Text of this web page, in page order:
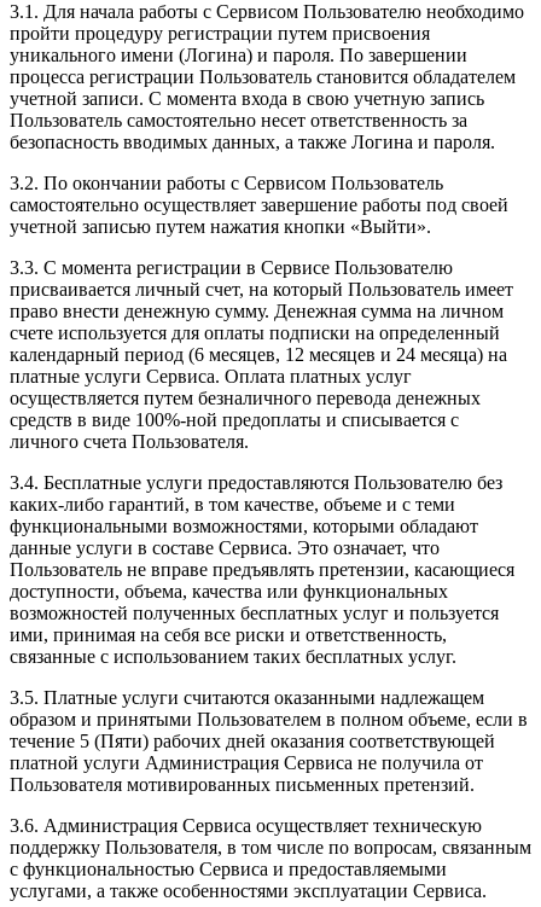
3.1. Для начала работы с Сервисом Пользователю необходимо
пройти процедуру регистрации путем присвоения
уникального имени (Логина) и пароля. По завершении
процесса регистрации Пользователь становится обладателем
учетной записи. С момента входа в свою учетную запись
Пользователь самостоятельно несет ответственность за
безопасность вводимых данных, а также Логина и пароля.
3.2. По окончании работы с Сервисом Пользователь
самостоятельно осуществляет завершение работы под своей
учетной записью путем нажатия кнопки «Выйти».
3.3. С момента регистрации в Сервисе Пользователю
присваивается личный счет, на который Пользователь имеет
право внести денежную сумму. Денежная сумма на личном
счете используется для оплаты подписки на определенный
календарный период (6 месяцев, 12 месяцев и 24 месяца) на
платные услуги Сервиса. Оплата платных услуг
осуществляется путем безналичного перевода денежных
средств в виде 100%-ной предоплаты и списывается с
личного счета Пользователя.
3.4. Бесплатные услуги предоставляются Пользователю без
каких-либо гарантий, в том качестве, объеме и с теми
функциональными возможностями, которыми обладают
данные услуги в составе Сервиса. Это означает, что
Пользователь не вправе предъявлять претензии, касающиеся
доступности, объема, качества или функциональных
возможностей полученных бесплатных услуг и пользуется
ими, принимая на себя все риски и ответственность,
связанные с использованием таких бесплатных услуг.
3.5. Платные услуги считаются оказанными надлежащем
образом и принятыми Пользователем в полном объеме, если в
течение 5 (Пяти) рабочих дней оказания соответствующей
платной услуги Администрация Сервиса не получила от
Пользователя мотивированных письменных претензий.
3.6. Администрация Сервиса осуществляет техническую
поддержку Пользователя, в том числе по вопросам, связанным
с функциональностью Сервиса и предоставляемыми
услугами, а также особенностями эксплуатации Сервиса.